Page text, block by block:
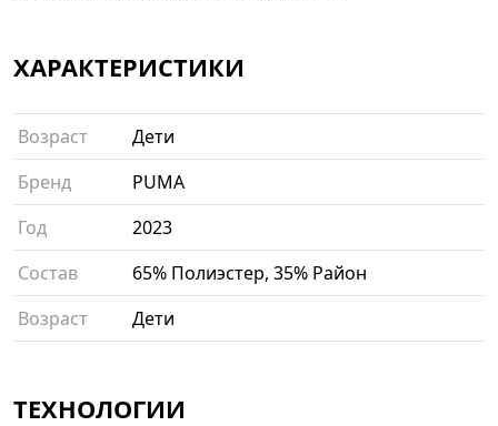
ХАРАКТЕРИСТИКИ
Возраст
Дети
Бренд
PUMA
Год
2023
Состав
65% Полиэстер, 35% Район
Возраст
Дети
ТЕХНОЛОГИИ